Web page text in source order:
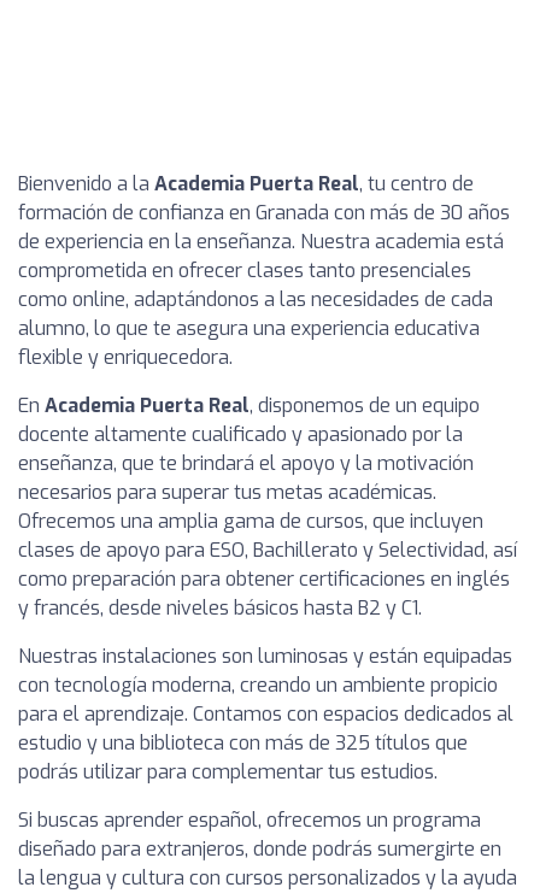
Bienvenido a la Academia Puerta Real, tu centro de
formación de confianza en Granada con más de 30 años
de experiencia en la enseñanza. Nuestra academia está
comprometida en ofrecer clases tanto presenciales
como online, adaptándonos a las necesidades de cada
alumno, lo que te asegura una experiencia educativa
flexible y enriquecedora.
En Academia Puerta Real, disponemos de un equipo
docente altamente cualificado y apasionado por la
enseñanza, que te brindará el apoyo y la motivación
necesarios para superar tus metas académicas.
Ofrecemos una amplia gama de cursos, que incluyen
clases de apoyo para ESO, Bachillerato y Selectividad, así
como preparación para obtener certificaciones en inglés
y francés, desde niveles básicos hasta B2 y C1.
Nuestras instalaciones son luminosas y están equipadas
con tecnología moderna, creando un ambiente propicio
para el aprendizaje. Contamos con espacios dedicados al
estudio y una biblioteca con más de 325 títulos que
podrás utilizar para complementar tus estudios.
Si buscas aprender español, ofrecemos un programa
diseñado para extranjeros, donde podrás sumergirte en
la lengua y cultura con cursos personalizados y la ayuda